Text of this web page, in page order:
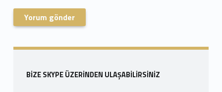
Sidebar
BIZE SKYPE ÜZERINDEN ULAŞABILIRSINIZ